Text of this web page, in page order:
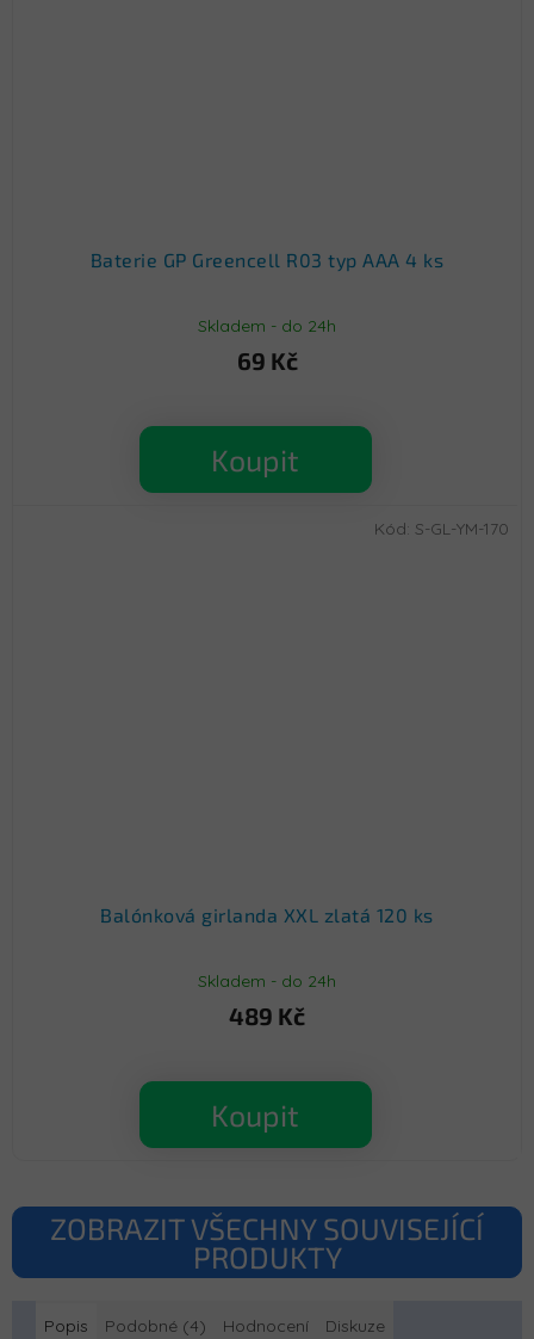
Baterie GP Greencell R03 typ AAA 4 ks
Skladem - do 24h
69 Kč
Koupit
Balónková girlanda XXL zlatá 120 ks
Skladem - do 24h
489 Kč
Koupit
Kód: S-GL-YM-170
ZOBRAZIT VŠECHNY SOUVISEJÍCÍ
PRODUKTY
Popis Podobné (4) Hodnocení Diskuze